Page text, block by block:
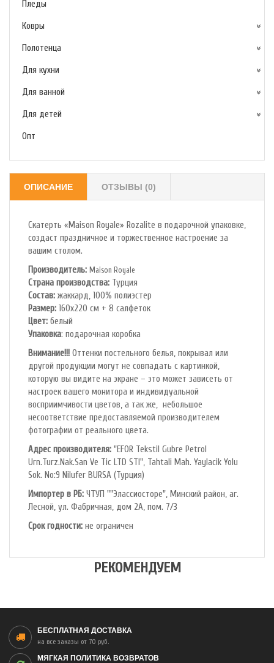
Пледы
Ковры
Полотенца
Для кухни
Для ванной
Для детей
Опт
ОПИСАНИЕ ОТЗЫВЫ (0)
Скатерть «Maison Royale» Rozalite в подарочной упаковке,
создаст праздничное и торжественное настроение за
вашим столом.
Производитель: Maison Royale
Страна производства: Турция
Состав:жаккард, 100% полиэстер
Размер: 160х220 см + 8 салфеток
Цвет: белый
Упаковка: подарочная коробка
Внимание!!! Оттенки постельного белья, покрывал или
другой продукции могут не совпадать с картинкой,
которую вы видите на экране – это может зависеть от
настроек вашего монитора и индивидуальной
восприимчивости цветов, а так же, небольшое
несоответствие предоставляемой производителем
фотографии от реального цвета.
Адрес производителя: "EFOR Tekstil Gubre Petrol
Urn.Turz.Nak.San Ve Tic LTD STI", Tahtali Mah. Yaylacik Yolu
Sok. No:9 Nilufer BURSA (Турция)
Импортер в РБ: ЧТУП ""Элассиосторе", Минский район, аг.
Лесной, ул. Фабричная, дом 2А, пом. 7/3
Срок годности: не ограничен
РЕКОМЕНДУЕМ
БЕСПЛАТНАЯ ДОСТАВКА
на все заказы от 70 руб.
МЯГКАЯ ПОЛИТИКА ВОЗВРАТОВ